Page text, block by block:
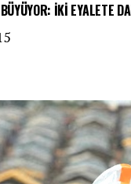
derin bir
yapıya
üç farklı türde
bilinmeyen
İKİ EYALETE